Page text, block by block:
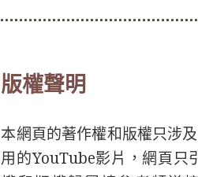
版權聲明
本網頁的著作權和版權只涉
用的YouTube影片，網頁只